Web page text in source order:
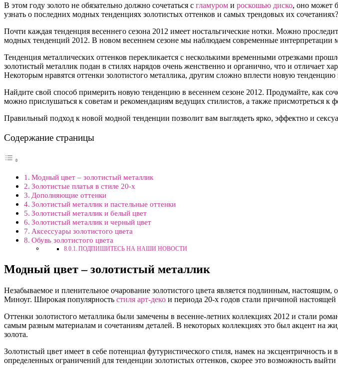
В этом году золото не обязательно должно сочетаться с гламуром и роскошью диско, оно может
узнать о последних модных тенденциях золотистых оттенков и самых трендовых их сочетаниях?
Почти каждая тенденция весеннего сезона 2012 имеет ностальгические нотки. Можно
модных тенденций 2012. В новом весеннем сезоне мы наблюдаем современные интерпретации
Тенденция металлических оттенков перекликается с несколькими временными отрезками
золотистый металлик подан в стилях нарядов очень женственно и органично, что и отличает
Некоторым нравятся оттенки золотистого металлика, другим сложно вплести новую
Найдите свой способ примерить новую тенденцию в весеннем сезоне 2012. Продумайте, как
можно прислушаться к советам и рекомендациям ведущих стилистов, а также присмотреться
Правильный подход к новой модной тенденции позволит вам выглядеть ярко, эффектно и
Содержание страницы
Модный цвет – золотистый металлик
Золотистые платья в стиле 20-х
Дополняющие оттенки
Золотистый металлик и пастельные оттенки
Золотистый металлик и белый цвет
Золотистый металлик и черный цвет
Аксессуары золотистого цвета
Обувь золотистого цвета
ПОДПИШИТЕСЬ НА НАШИ НОВОСТИ
Модный цвет – золотистый металлик
Незабываемое и пленительное очарование золотистого цвета является подлинным,
Миноуг. Широкая популярность стиля арт-деко и периода 20-х годов стали причиной
Оттенки золотистого металлика были замечены в весенне-летних коллекциях 2012 и стали
самым разным материалам и сочетаниям деталей. В некоторых коллекциях это был акцент на
золота.
Золотистый цвет имеет в себе потенциал футуристического стиля, намек на
определенных ограничений для тенденции золотистых оттенков, скорее это возможность